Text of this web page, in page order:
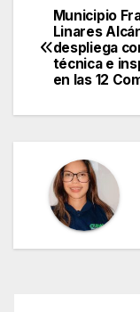
de
Municipio
Linares
despliega
técnica e
en las 12